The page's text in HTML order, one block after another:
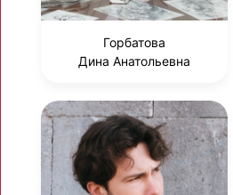
Горбатова
Дина Анатольевна